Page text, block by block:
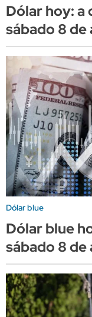
Dólar hoy: a
sábado 8 de
Dólar blue
Dólar blue
sábado 8 de